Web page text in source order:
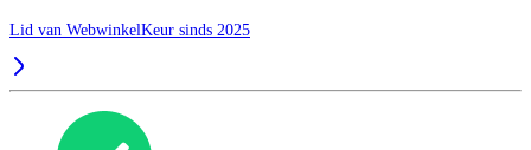
Lid van WebwinkelKeur sinds 2025